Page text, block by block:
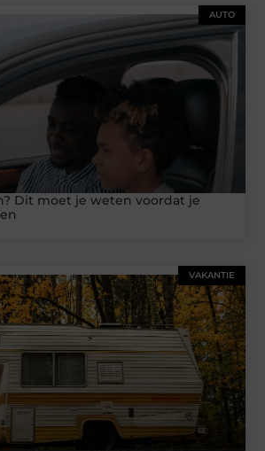
AUTO
Dit moet je weten voordat je
VAKANTIE